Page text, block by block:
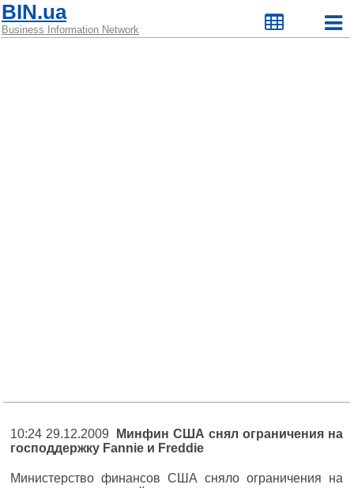
BIN.ua
Business Information Network
10:24 29.12.2009
Минфин США снял ограничения на
господдержку Fannie и Freddie
Министерство финансов США сняло ограничения на